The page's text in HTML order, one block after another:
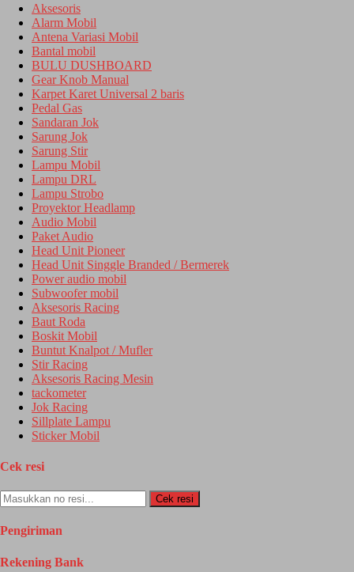
Aksesoris
Alarm Mobil
Antena Variasi Mobil
Bantal mobil
BULU DUSHBOARD
Gear Knob Manual
Karpet Karet Universal 2 baris
Pedal Gas
Sandaran Jok
Sarung Jok
Sarung Stir
Lampu Mobil
Lampu DRL
Lampu Strobo
Proyektor Headlamp
Audio Mobil
Paket Audio
Head Unit Pioneer
Head Unit Singgle Branded / Bermerek
Power audio mobil
Subwoofer mobil
Aksesoris Racing
Baut Roda
Boskit Mobil
Buntut Knalpot / Mufler
Stir Racing
Aksesoris Racing Mesin
tackometer
Jok Racing
Sillplate Lampu
Sticker Mobil
Cek resi
Cek resi
Pengiriman
Rekening Bank